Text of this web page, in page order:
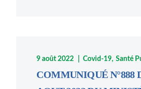
9 août 2022 Covid-19 Santé
COMMUNIQUÉ N°888